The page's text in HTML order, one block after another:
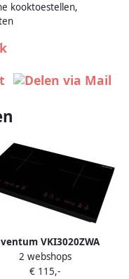
kooktoestellen,
VKI3020ZWA
kookplaat 56 5 cm 2
1-fase plug en
2 webshops
€ 115,-